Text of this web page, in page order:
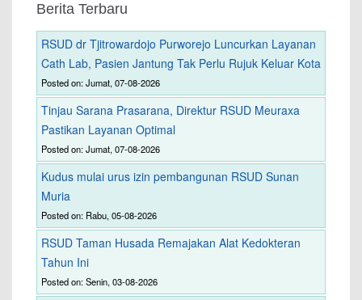
Berita Terbaru
RSUD dr Tjitrowardojo Purworejo Luncurkan Layanan
Cath Lab, Pasien Jantung Tak Perlu Rujuk Keluar Kota
Posted on: Jumat, 07-08-2026
Tinjau Sarana Prasarana, Direktur RSUD Meuraxa
Pastikan Layanan Optimal
Posted on: Jumat, 07-08-2026
Kudus mulai urus izin pembangunan RSUD Sunan
Muria
Posted on: Rabu, 05-08-2026
RSUD Taman Husada Remajakan Alat Kedokteran
Tahun Ini
Posted on: Senin, 03-08-2026